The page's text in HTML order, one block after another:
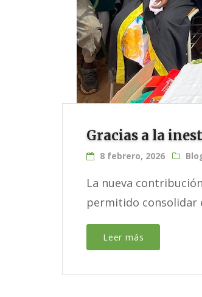
Gracias a la
8 febrero, 2026
La nueva
permitido consolidar
Leer más